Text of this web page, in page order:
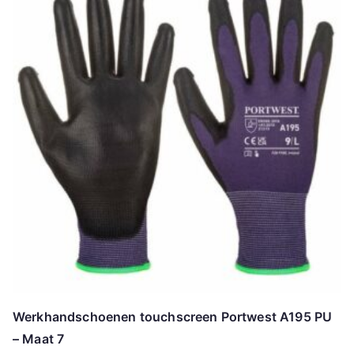
Werkhandschoenen touchscreen Portwest A195 PU
– Maat 7